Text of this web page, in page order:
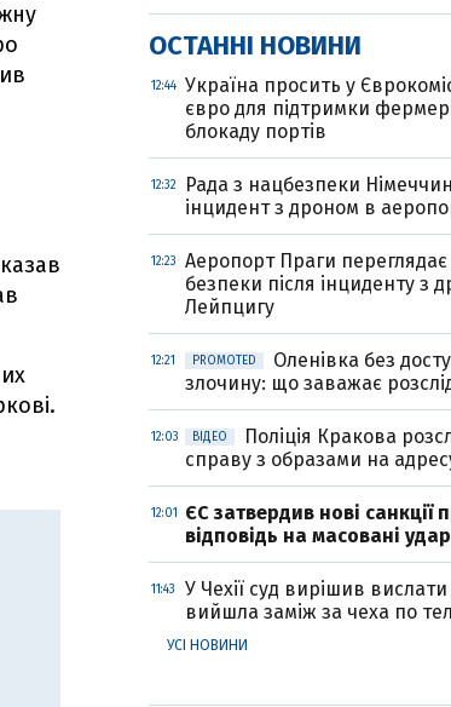
ОСТАННІ НОВИНИ
12:44
Україна просить у
євро для підтримки
блокаду портів
12:32
Рада з нацбезпеки
інцидент з дроном в
12:23
Аеропорт Праги переглядає
безпеки після інциденту з
Лейпцигу
12:21 PROMOTED
Оленівка без
злочину: що заважає
12:03 ВІДЕО
Поліція Кракова
справу з образами на
12:01
ЄС затвердив нові санкції
відповідь на масовані
11:43
У Чехії суд вирішив
вийшла заміж за чеха по
УСІ НОВИНИ